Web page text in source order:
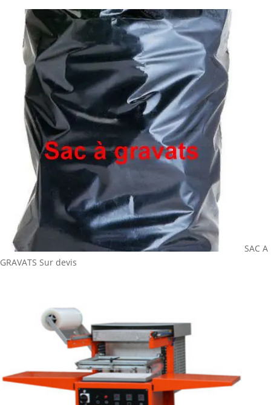
SAC A
GRAVATS Sur devis